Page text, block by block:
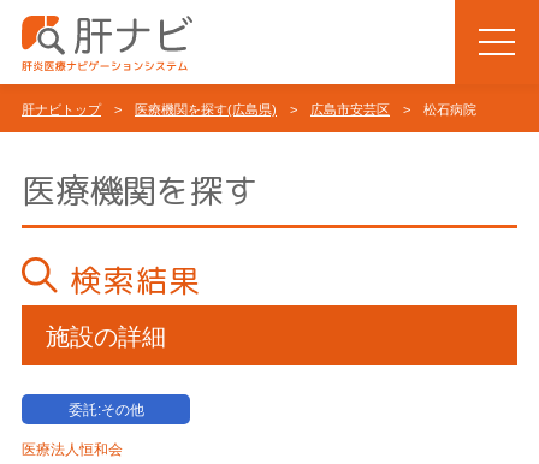
肝ナビトップ> 医療機関を探す(広島県) > 広島市安芸区 > 松石病院
医療機関を探す
検索結果
施設の詳細
委託:その他
医療法人恒和会